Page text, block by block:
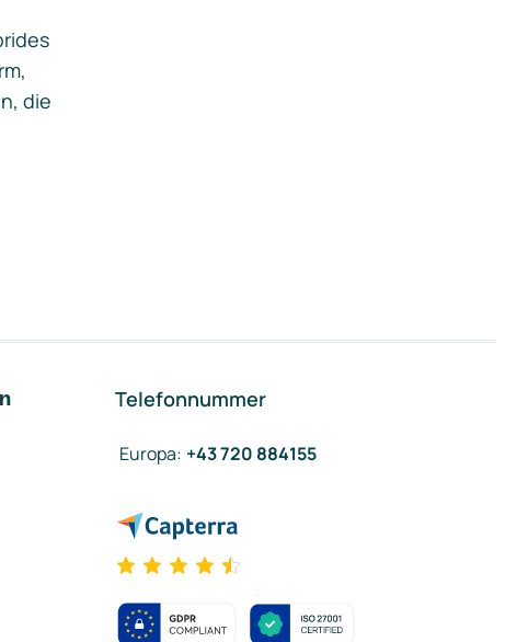
die
Telefonnummer
Europa: +43 720 884155